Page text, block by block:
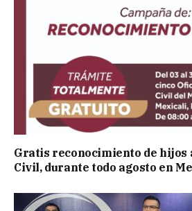
Gratis reconocimiento de hijos
Civil, durante todo agosto en